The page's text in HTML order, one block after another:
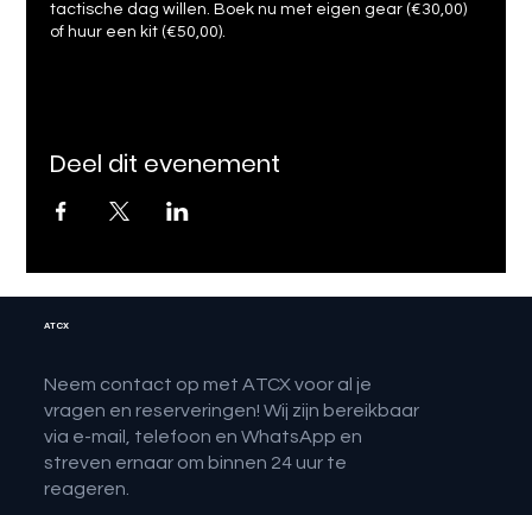
tactische dag willen. Boek nu met eigen gear (€30,00)
of huur een kit (€50,00).
Deel dit evenement
ATCX
Neem contact op met ATCX voor al je
vragen en reserveringen! Wij zijn bereikbaar
via e-mail, telefoon en WhatsApp en
streven ernaar om binnen 24 uur te
reageren.